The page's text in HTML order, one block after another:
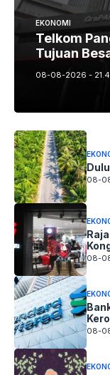
EKONOMI
Telkom
Tujuan
08-08-2026 -
08-
08-
08-